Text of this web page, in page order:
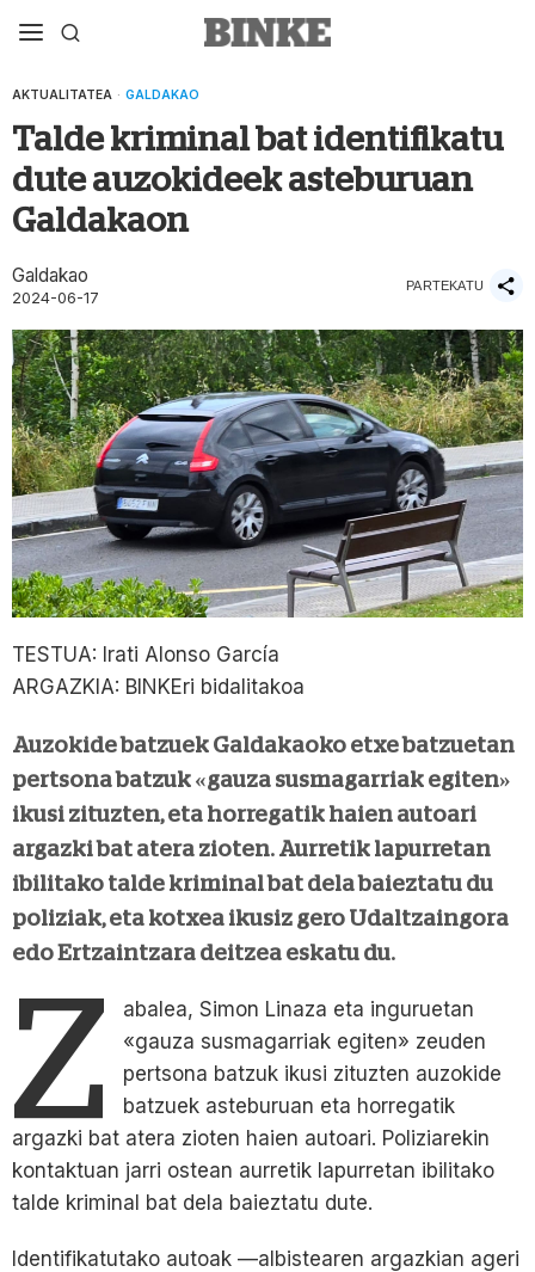
AKTUALITATEA · GALDAKAO
Talde kriminal bat identifikatu
dute auzokideek asteburuan
Galdakaon
Galdakao
2024-06-17
PARTEKATU
TESTUA: Irati Alonso García
ARGAZKIA: BINKEri bidalitakoa
Auzokide batzuek Galdakaoko etxe batzuetan
pertsona batzuk «gauza susmagarriak egiten»
ikusi zituzten, eta horregatik haien autoari
argazki bat atera zioten. Aurretik lapurretan
ibilitako talde kriminal bat dela baieztatu du
poliziak, eta kotxea ikusiz gero Udaltzaingora
edo Ertzaintzara deitzea eskatu du.
Z
abalea, Simon Linaza eta inguruetan
«gauza susmagarriak egiten» zeuden
pertsona batzuk ikusi zituzten auzokide
batzuek asteburuan eta horregatik
argazki bat atera zioten haien autoari. Poliziarekin
kontaktuan jarri ostean aurretik lapurretan ibilitako
talde kriminal bat dela baieztatu dute.
Identifikatutako autoak —albistearen argazkian ageri